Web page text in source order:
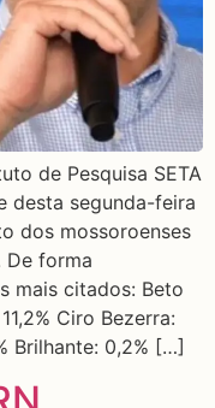
de Pesquisa SETA
desta segunda-feira
dos mossoroenses
De forma
mais citados: Beto
Ciro Bezerra:
Brilhante: 0,2% […]